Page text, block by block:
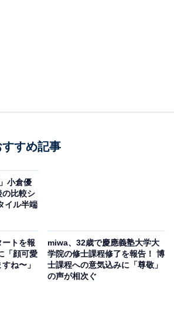
すめ記事
小倉優
の比較シ
イル半端
トを報
「顔可愛
ね〜」
miwa、32歳で慶應義塾大学大
学院の修士課程修了を報告！ 博
士課程への意気込みに「尊敬」
の声が相次ぐ